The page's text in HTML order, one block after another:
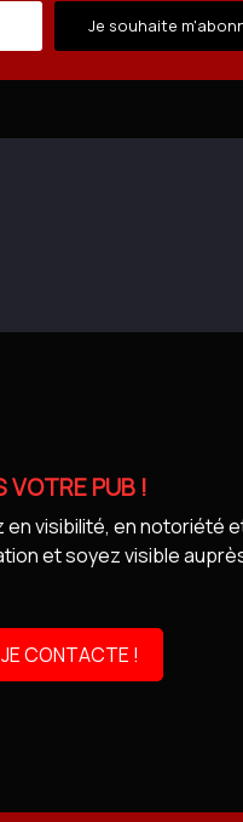
Je souhaite
VOTRE PUB !
en visibilité, en notoriété
et soyez visible
JE CONTACTE !